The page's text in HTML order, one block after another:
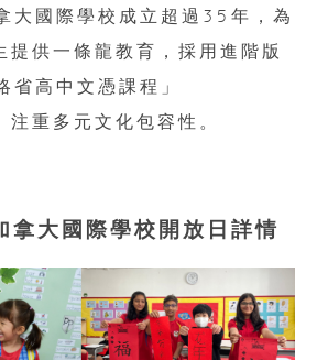
大國際學校成立超過35年，為
提供一條龍教育，採用進階版
省高中文憑課程」
注重多元文化包容性。
拿大國際學校開放日詳情